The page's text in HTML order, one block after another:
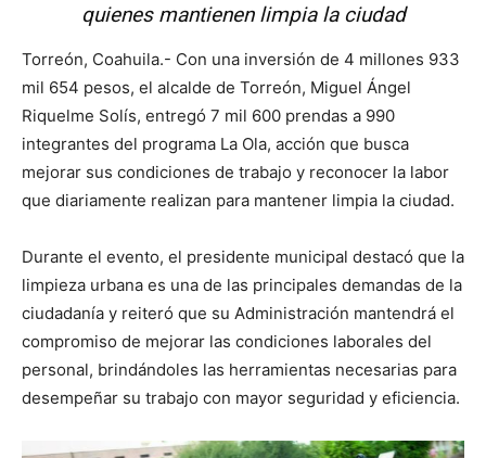
quienes mantienen limpia la ciudad
Torreón, Coahuila.- Con una inversión de 4 millones 933
mil 654 pesos, el alcalde de Torreón, Miguel Ángel
Riquelme Solís, entregó 7 mil 600 prendas a 990
integrantes del programa La Ola, acción que busca
mejorar sus condiciones de trabajo y reconocer la labor
que diariamente realizan para mantener limpia la ciudad.
Durante el evento, el presidente municipal destacó que la
limpieza urbana es una de las principales demandas de la
ciudadanía y reiteró que su Administración mantendrá el
compromiso de mejorar las condiciones laborales del
personal, brindándoles las herramientas necesarias para
desempeñar su trabajo con mayor seguridad y eficiencia.